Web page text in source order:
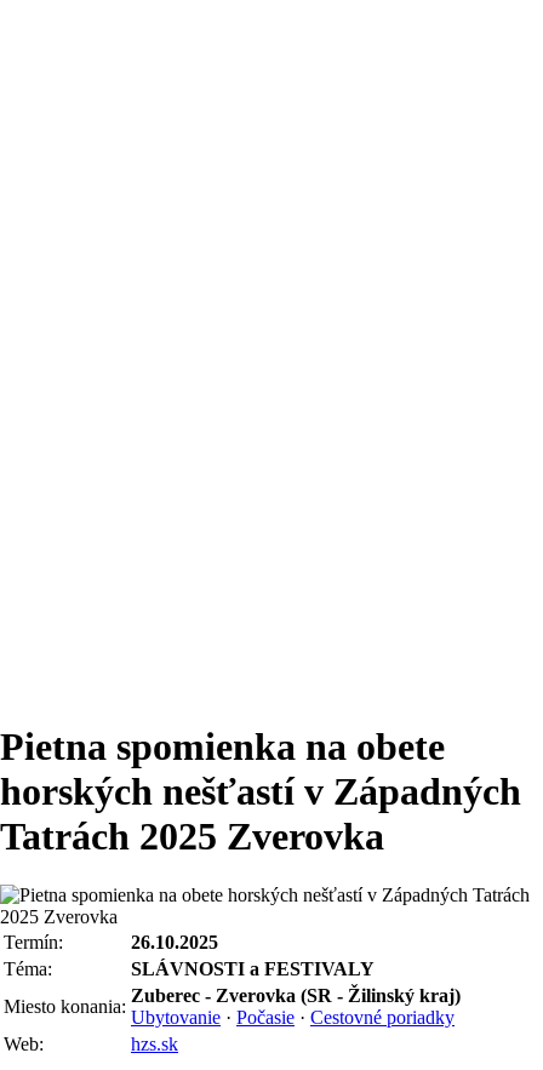
Pietna spomienka na obete
horských nešťastí v Západných
Tatrách 2025 Zverovka
Termín:
26.10.2025
Téma:
SLÁVNOSTI a FESTIVALY
Miesto konania:
Zuberec - Zverovka (SR - Žilinský kraj)
Ubytovanie · Počasie · Cestovné poriadky
Web:
hzs.sk